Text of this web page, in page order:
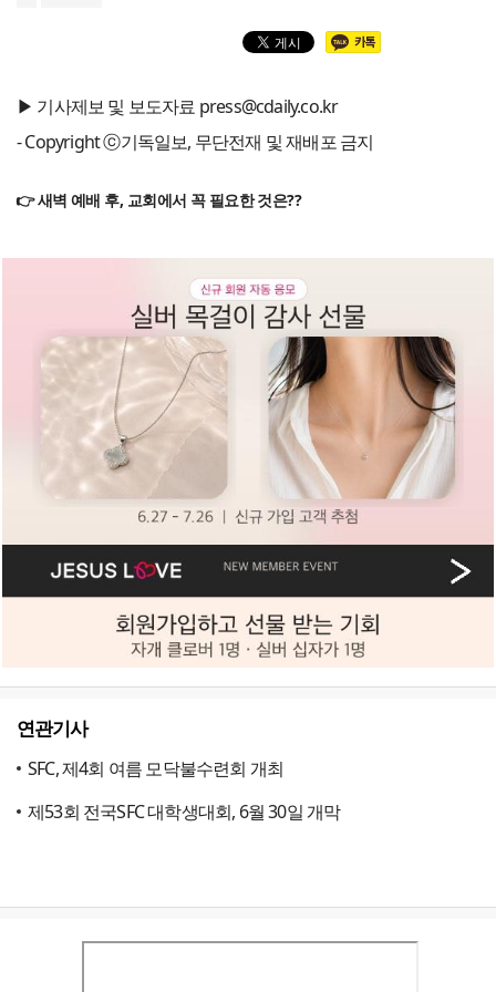
▶ 기사제보 및 보도자료 press@cdaily.co.kr
- Copyright ⓒ기독일보, 무단전재 및 재배포 금지
👉 새벽 예배 후, 교회에서 꼭 필요한 것은??
연관기사
SFC, 제4회 여름 모닥불수련회 개최
제53회 전국SFC 대학생대회, 6월 30일 개막